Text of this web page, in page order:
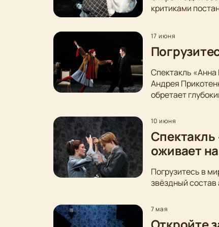
критиками
17 июня
Спектакль
Андрея
обретает
10 июня
Спектакль
оживает
Погрузитесь в
звёздный
7 мая